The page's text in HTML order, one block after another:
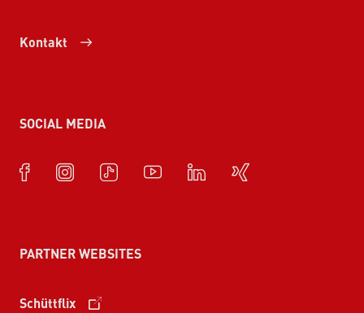
Kontakt
SOCIAL MEDIA
PARTNER WEBSITES
Schüttflix